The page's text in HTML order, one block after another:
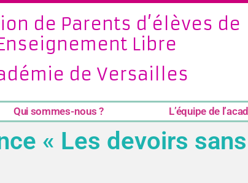
de Parents d’élèves de
Libre
de Versailles
Qui sommes-nous ? L’équipe de
« Les devoirs sans